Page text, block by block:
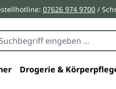
07626 974 9700 /
Drogerie &